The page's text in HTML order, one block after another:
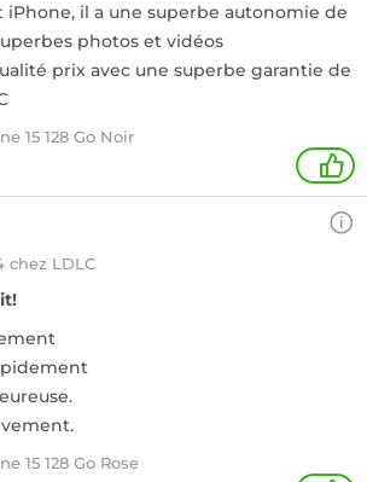
iPhone, il a une superbe autonomie de
photos et vidéos
prix avec une superbe garantie de
15 128 Go Noir
1
chez LDLC
15 128 Go Rose